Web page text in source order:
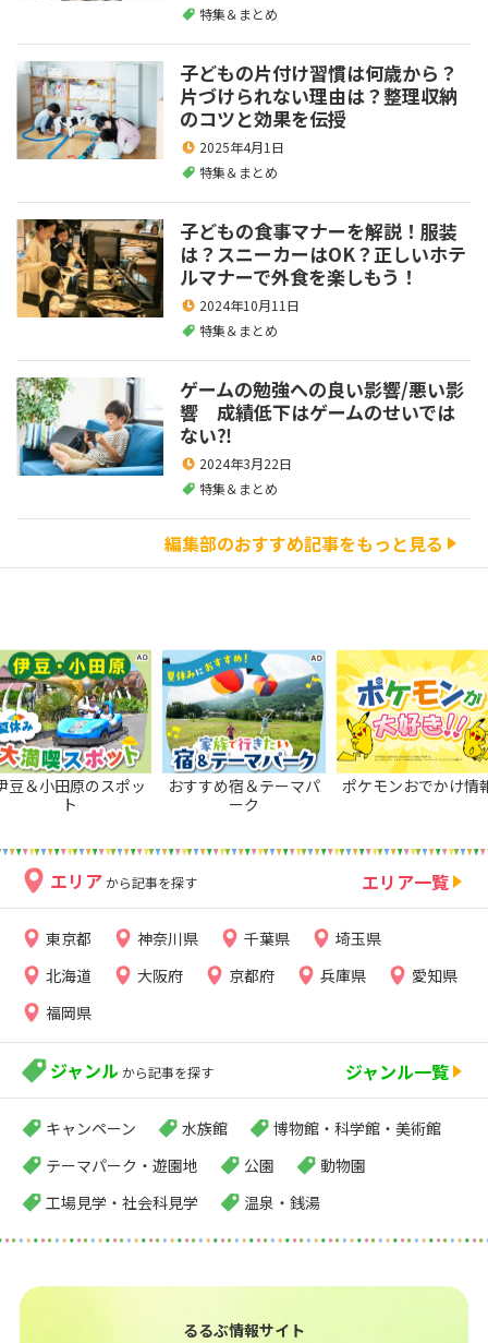
特集＆まとめ
子どもの片付け習慣は何歳から？
片づけられない理由は？整理収納
のコツと効果を伝授
2025年4月1日
特集＆まとめ
子どもの食事マナーを解説！服装
は？スニーカーはOK？正しいホテ
ルマナーで外食を楽しもう！
2024年10月11日
特集＆まとめ
ゲームの勉強への良い影響/悪い影
響 成績低下はゲームのせいでは
ない⁈
2024年3月22日
特集＆まとめ
編集部のおすすめ記事をもっと見る
豆＆小田原のスポッ
ト
おすすめ宿＆テーマパ
ーク
ポケモンおでかけ情
エリア から記事を探す エリア一覧
東京都 神奈川県 千葉県
埼玉県
北海道
大阪府 京都府 兵庫県
愛知県
福岡県
ジャンル から記事を探す ジャンル一覧
キャンペーン 水族館
博物館・科学館・美術館
テーマパーク・遊園地
公園
動物園
工場見学・社会科見学
温泉・銭湯
るるぶ情報サイト